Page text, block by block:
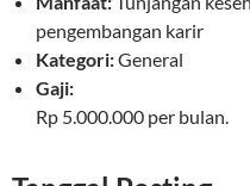
pengembangan karir
Kategori:General
Gaji:
Rp 5.000.000 per bulan.